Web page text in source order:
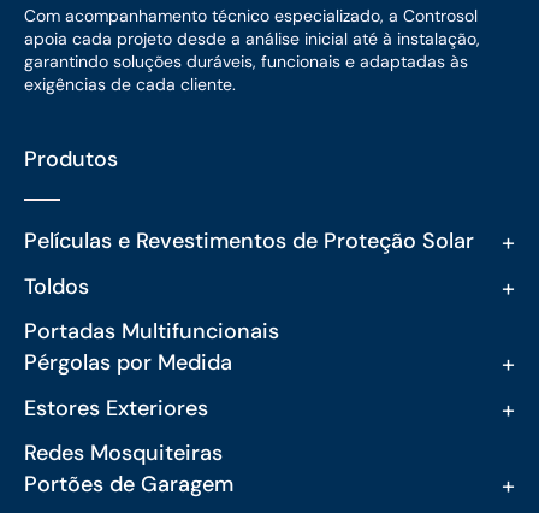
Com acompanhamento técnico especializado, a Controsol
apoia cada projeto desde a análise inicial até à instalação,
garantindo soluções duráveis, funcionais e adaptadas às
exigências de cada cliente.
Produtos
Películas e Revestimentos de Proteção Solar +
Toldos +
Portadas Multifuncionais
Pérgolas por Medida
+
Estores Exteriores +
Redes Mosquiteiras
Portões de Garagem
+